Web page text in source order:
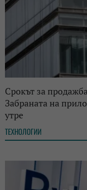
Срокът за
Забраната на
утре
ТЕХНОЛОГИИ